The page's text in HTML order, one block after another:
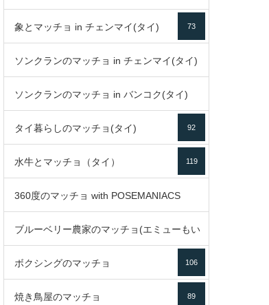
79
象とマッチョ in チェンマイ(タイ) 73
ソンクランのマッチョ in チェンマイ(タイ)
ソンクランのマッチョ in バンコク(タイ)
85
タイ暮らしのマッチョ(タイ) 92
水牛とマッチョ（タイ） 119
360度のマッチョ with POSEMANIACS
49
ブルーベリー農家のマッチョ(エミューもい
るよ) 72
ボクシングのマッチョ 106
焼き鳥屋のマッチョ 89